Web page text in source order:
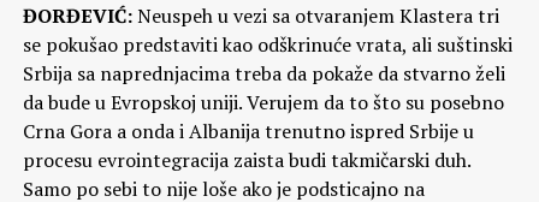
ĐORĐEVIĆ:Neuspeh u vezi sa otvaranjem Klastera tri
se pokušao predstaviti kao odškrinuće vrata, ali suštinski
Srbija sa naprednjacima treba da pokaže da stvarno želi
da bude u Evropskoj uniji. Verujem da to što su posebno
Crna Gora a onda i Albanija trenutno ispred Srbije u
procesu evrointegracija zaista budi takmičarski duh.
Samo po sebi to nije loše ako je podsticajno na